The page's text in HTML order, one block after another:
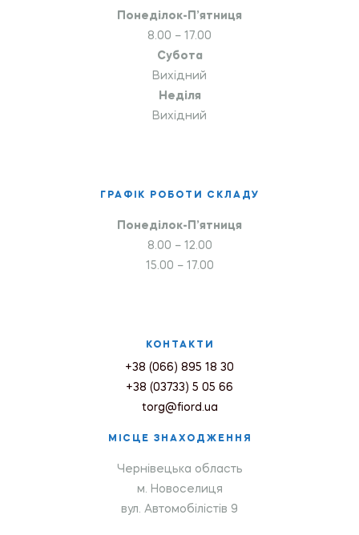
Понеділок-П’ятниця
8.00 – 17.00
Субота
Вихідний
Неділя
Вихідний
ГРАФІК РОБОТИ СКЛАДУ
Понеділок-П’ятниця
8.00 – 12.00
15.00 – 17.00
КОНТАКТИ
+38 (066) 895 18 30
+38 (03733) 5 05 66
torg@fiord.ua
МІСЦЕ ЗНАХОДЖЕННЯ
Чернівецька область
м. Новоселиця
вул. Автомобілістів 9